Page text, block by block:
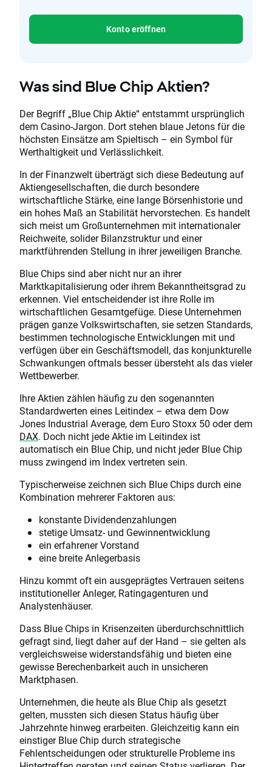
Konto eröffnen
Was sind Blue Chip Aktien?
Der Begriff „Blue Chip Aktie“ entstammt ursprünglich
dem Casino-Jargon. Dort stehen blaue Jetons für die
höchsten Einsätze am Spieltisch – ein Symbol für
Werthaltigkeit und Verlässlichkeit.
In der Finanzwelt überträgt sich diese Bedeutung auf
Aktiengesellschaften, die durch besondere
wirtschaftliche Stärke, eine lange Börsenhistorie und
ein hohes Maß an Stabilität hervorstechen. Es handelt
sich meist um Großunternehmen mit internationaler
Reichweite, solider Bilanzstruktur und einer
marktführenden Stellung in ihrer jeweiligen Branche.
Blue Chips sind aber nicht nur an ihrer
Marktkapitalisierung oder ihrem Bekanntheitsgrad zu
erkennen. Viel entscheidender ist ihre Rolle im
wirtschaftlichen Gesamtgefüge. Diese Unternehmen
prägen ganze Volkswirtschaften, sie setzen Standards,
bestimmen technologische Entwicklungen mit und
verfügen über ein Geschäftsmodell, das konjunkturelle
Schwankungen oftmals besser übersteht als das vieler
Wettbewerber.
Ihre Aktien zählen häufig zu den sogenannten
Standardwerten eines Leitindex – etwa dem Dow
Jones Industrial Average, dem Euro Stoxx 50 oder dem
DAX. Doch nicht jede Aktie im Leitindex ist
automatisch ein Blue Chip, und nicht jeder Blue Chip
muss zwingend im Index vertreten sein.
Typischerweise zeichnen sich Blue Chips durch eine
Kombination mehrerer Faktoren aus:
konstante Dividendenzahlungen
stetige Umsatz- und Gewinnentwicklung
ein erfahrener Vorstand
eine breite Anlegerbasis
Hinzu kommt oft ein ausgeprägtes Vertrauen seitens
institutioneller Anleger, Ratingagenturen und
Analystenhäuser.
Dass Blue Chips in Krisenzeiten überdurchschnittlich
gefragt sind, liegt daher auf der Hand – sie gelten als
vergleichsweise widerstandsfähig und bieten eine
gewisse Berechenbarkeit auch in unsicheren
Marktphasen.
Unternehmen, die heute als Blue Chip als gesetzt
gelten, mussten sich diesen Status häufig über
Jahrzehnte hinweg erarbeiten. Gleichzeitig kann ein
einstiger Blue Chip durch strategische
Fehlentscheidungen oder strukturelle Probleme ins